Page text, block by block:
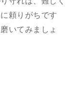
頼りがちです
いてみましょ